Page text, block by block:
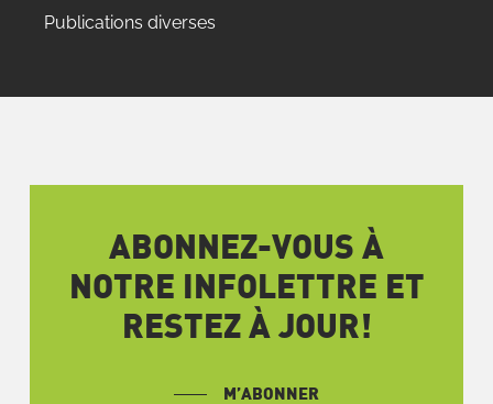
Publications diverses
ABONNEZ-VOUS À
NOTRE INFOLETTRE ET
RESTEZ À JOUR!
M’ABONNER